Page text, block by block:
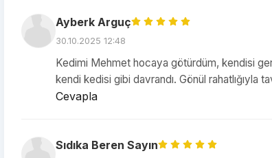
Ayberk Arguç
30.10.2025 12:48
Kedimi Mehmet hocaya götürdüm, kendisi
kendi kedisi gibi davrandı. Gönül rahatlığıyla
Cevapla
Sıdıka Beren Sayın